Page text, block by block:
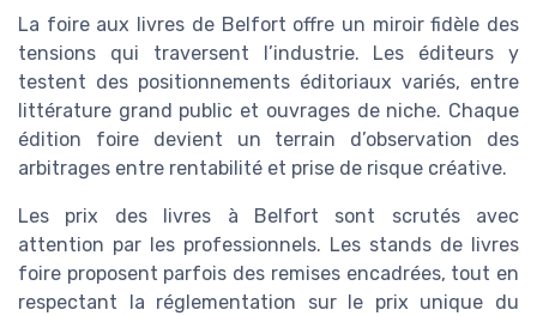
La foire aux livres de Belfort offre un miroir fidèle des
tensions qui traversent l’industrie. Les éditeurs y
testent des positionnements éditoriaux variés, entre
littérature grand public et ouvrages de niche. Chaque
édition foire devient un terrain d’observation des
arbitrages entre rentabilité et prise de risque créative.
Les prix des livres à Belfort sont scrutés avec
attention par les professionnels. Les stands de livres
foire proposent parfois des remises encadrées, tout en
respectant la réglementation sur le prix unique du